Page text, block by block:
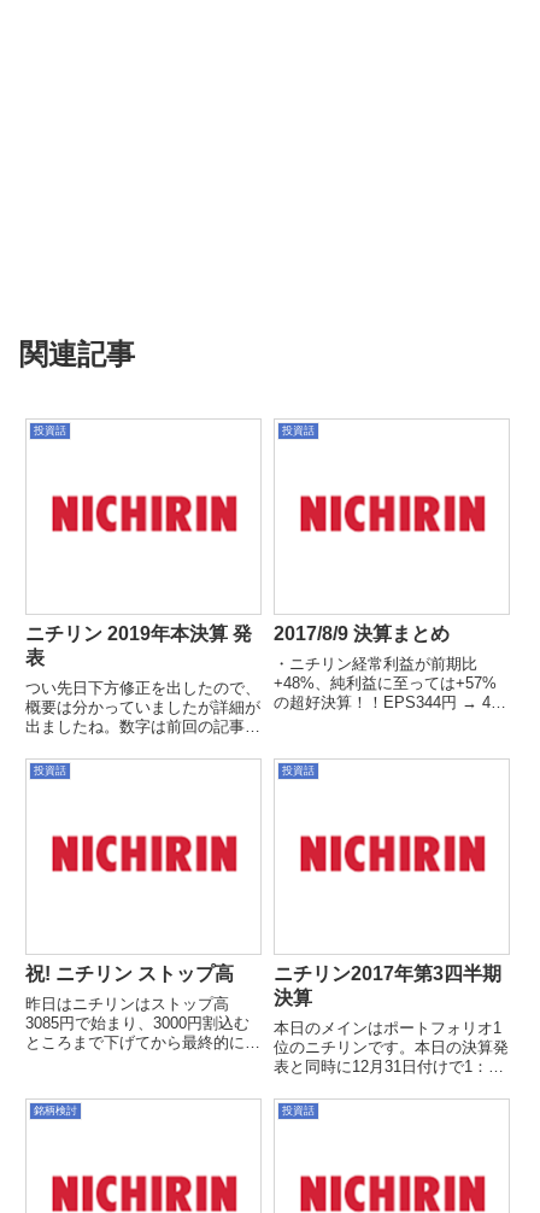
関連記事
投資話
ニチリン 2019年本決算 発
表
つい先日下方修正を出したので、
概要は分かっていましたが詳細が
出ましたね。数字は前回の記事を
因中国・・・ ＳＮＡ（中国子会
社：上海）からの移管に伴う生産
投資話
2017/8/9 決算まとめ
・ニチリン経常利益が前期比
+48%、純利益に至っては+57%
の超好決算！！EPS344円 → 471
へ。PER7倍程度でしか評価され
ない不人気株ですが、仮にPER7
投資話
祝! ニチリン ストップ高
昨日はニチリンはストップ高
3085円で始まり、3000円割込む
ところまで下げてから最終的には
とは稀なので、ストップ高なんて
いつ以来か。と思ったら前日に太
投資話
ニチリン2017年第3四半期
決算
本日のメインはポートフォリオ1
位のニチリンです。本日の決算発
表と同時に12月31日付けで1：
優待については据え置きで、実質
的な改善になります。個人的には
銘柄検討 投資話